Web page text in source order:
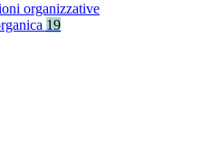
organizzative
19